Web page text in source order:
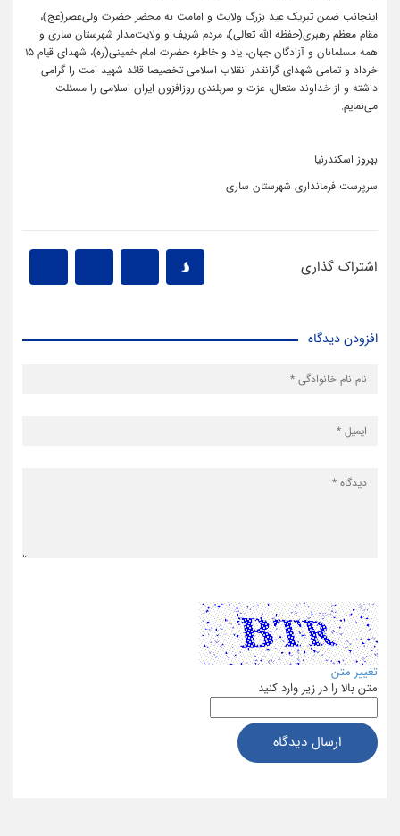
اینجانب ضمن تبریک عید بزرگ ولایت و امامت به محضر حضرت ولی‌عصر(عج)،
مقام معظم رهبری(حفظه الله تعالی)، مردم شریف و ولایت‌مدار شهرستان ساری و
همه مسلمانان و آزادگان جهان، یاد و خاطره حضرت امام خمینی(ره)، شهدای قیام ۱۵
خرداد و تمامی شهدای گرانقدر انقلاب اسلامی تخصیصا قائد شهید امت را گرامی
داشته و از خداوند متعال، عزت و سربلندی روزافزون ایران اسلامی را مسئلت
می‌نمایم.
بهروز اسکندرنیا
سرپرست فرمانداری شهرستان ساری
اشتراک گذاری
افزودن دیدگاه
تغییر متن
متن بالا را در زیر وارد کنید
ارسال دیدگاه